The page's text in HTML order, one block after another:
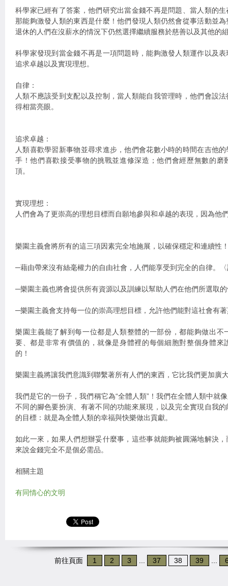
科學家已經有了答案，他們研究出當金錢不再是問題、當人類的
那能夠激發人類的東西是什麼！他們發現人類仍然會從事活動並
退休的人們在沒薪水的情況下仍然選擇繼續服務於慈善以及其他的
科學家發現到當金錢不再是一項問題時，能夠激發人類運作以及
追求卓越以及實現理想。
自律：
人類不應該受到支配以及控制，當人類能自我管理時，他們會設
得相當亮眼。
追求卓越：
人類喜歡學習新事物並尋求進步，他們會花數小時的時間在吉他
手！他們喜歡接受事物的挑戰並進修深造；他們會經歷無數的磨
頂。
實現理想：
人們會為了更崇高的理想目標而自願地參與和卓越的表現，因為他
樂園主義會將所有的這三項因素完全地施展，以確保穩定和連續性
─藉由帶來沒有絲毫權力的自由社會，人們能享受到完全的自律。
─樂園主義也將會提供所有資源以及訓練以幫助人們在他們所選取
─樂園主義會支持每一位的崇高理想目標，允許他們能對這社會有
樂園主義能了解到每一位都是人類整體的一部份，都能夠做出不
要、都是非常有價值的，就像是身體裡的每個細胞對整個身體來
的！
樂園主義將讓我們意識到聯繫著所有人們的東西，它比我們更加廣
我們是它的一份子，我們稱它為“全體人類”！我們在全體人類中就
不同的腳色要扮演、有著不同的功能來展現，以及完全實現自我
的目標：就是為全體人類的幸福與快樂做出貢獻。
如此一來，如果人們想辦妥什麼事，這些事就能夠被圓滿地解決
來說金錢完全不是個必需品。
相關主題
有同情心的文明
前往頁面 1 2 3 37 38 39